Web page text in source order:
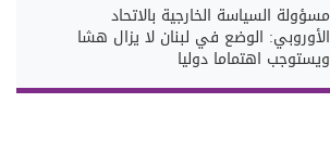
مسؤولة السياسة الخارجية بالاتحاد
الأوروبي: الوضع في لبنان لا يزال هشا
ويستوجب اهتماما دوليا